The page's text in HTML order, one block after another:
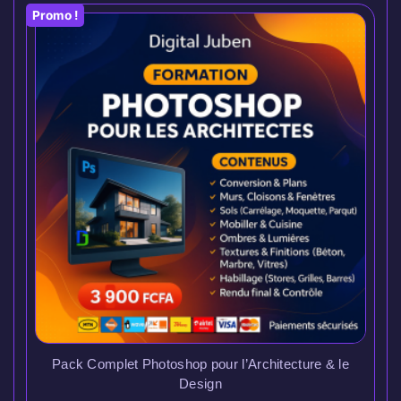
Promo !
Pack Complet Photoshop pour l’Architecture & le
Design